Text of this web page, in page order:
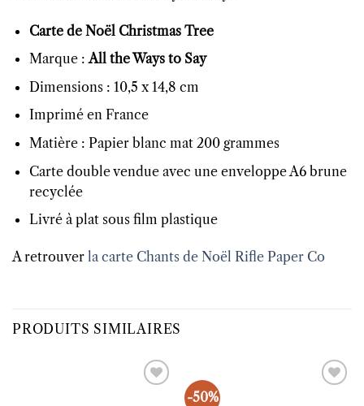
Carte de Noël Christmas Tree
Marque :All the Ways to Say
Dimensions : 10,5 x 14,8 cm
Imprimé en France
Matière : Papier blanc mat 200 grammes
Carte double vendue avec une enveloppe A6 brune
recyclée
Livré à plat sous film plastique
A retrouver la carte Chants de Noël Rifle Paper Co
PRODUITS SIMILAIRES
-50%